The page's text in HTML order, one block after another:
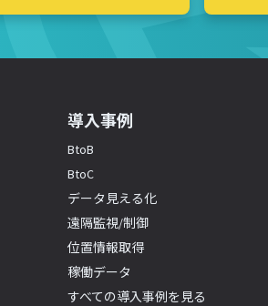
導入事例
BtoB
BtoC
データ見える化
遠隔監視/制御
位置情報取得
稼働データ
すべての導入事例を見る